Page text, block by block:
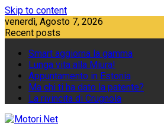
Skip to content
venerdì, Agosto 7, 2026
Recent posts
Smart aggiorna la gamma
Lunga vita alla Miura!
Appuntamento in Estonia
Ma chi ti ha dato la patente?
La rivincita di Crugnola